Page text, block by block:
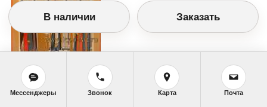
Православный календарь
<<Понедельник, 4 Октября (21 Сентября по
В наличии Заказать
Мессенджеры Звонок Карта Почта